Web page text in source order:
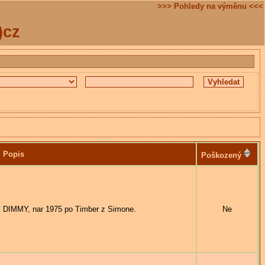
>>> Pohledy na výměnu <<<
Popis Poškozený
nar 1975 po Timber z Simone. Ne